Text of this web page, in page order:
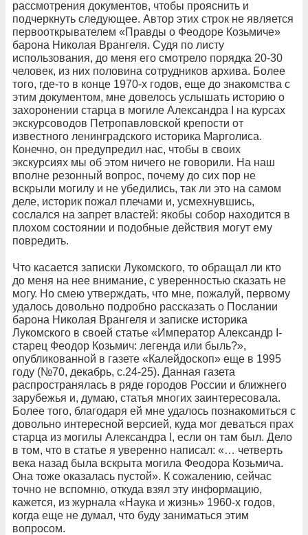
рассмотрения документов, чтобы прояснить и
подчеркнуть следующее. Автор этих строк не является
первооткрывателем «Правды о Феодоре Козьмиче»
барона Николая Врангеля. Судя по листу
использования, до меня его смотрело порядка 20-30
человек, из них половина сотрудников архива. Более
того, где-то в конце 1970-х годов, еще до знакомства с
этим документом, мне довелось услышать историю о
захоронении старца в могиле Александра I на курсах
экскурсоводов Петропавловской крепости от
известного ленинградского историка Марголиса.
Конечно, он предупредил нас, чтобы в своих
экскурсиях мы об этом ничего не говорили. На наш
вполне резонный вопрос, почему до сих пор не
вскрыли могилу и не убедились, так ли это на самом
деле, историк пожал плечами и, усмехнувшись,
сослался на запрет властей: якобы собор находится в
плохом состоянии и подобные действия могут ему
повредить.
Что касается записки Лукомского, то обращал ли кто
до меня на нее внимание, с уверенностью сказать не
могу. Но смею утверждать, что мне, пожалуй, первому
удалось довольно подробно рассказать о Послании
барона Николая Врангеля и записке историка
Лукомского в своей статье «Император Александр I-
старец Феодор Козьмич: легенда или быль?»,
опубликованной в газете «Калейдоскоп» еще в 1995
году (№70, декабрь, с.24-25). Данная газета
распространялась в ряде городов России и ближнего
зарубежья и, думаю, статья многих заинтересовала.
Более того, благодаря ей мне удалось познакомиться с
довольно интересной версией, куда мог деваться прах
старца из могилы Александра I, если он там был. Дело
в том, что в статье я уверенно написал: «… четверть
века назад была вскрыта могила Феодора Козьмича.
Она тоже оказалась пустой». К сожалению, сейчас
точно не вспомню, откуда взял эту информацию,
кажется, из журнала «Наука и жизнь» 1960-х годов,
когда еще не думал, что буду заниматься этим
вопросом.